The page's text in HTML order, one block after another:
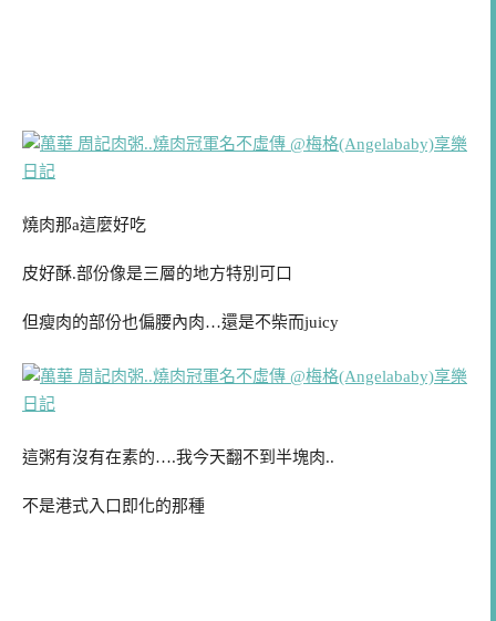
燒肉那a這麼好吃
皮好酥.部份像是三層的地方特別可口
但瘦肉的部份也偏腰內肉…還是不柴而juicy
這粥有沒有在素的….我今天翻不到半塊肉..
不是港式入口即化的那種